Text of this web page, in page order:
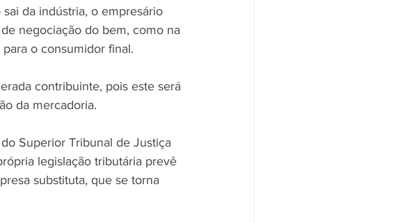
da indústria, o empresário
negociação do bem, como na
o consumidor final.
contribuinte, pois este será
da mercadoria.
Superior Tribunal de Justiça
legislação tributária prevê
substituta, que se torna